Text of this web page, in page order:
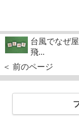
台風でなぜ
飛...
＜ 前のページ